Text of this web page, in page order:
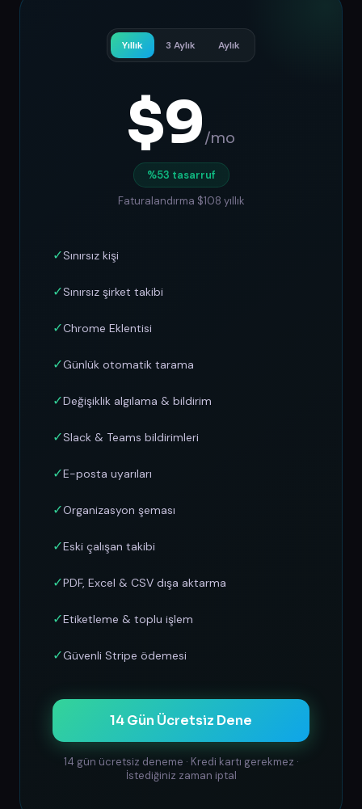
Yıllık 3 Aylık Aylık
$9/mo
%53 tasarruf
Faturalandırma $108 yıllık
✓Sınırsız kişi
✓Sınırsız şirket takibi
✓Chrome Eklentisi
✓Günlük otomatik tarama
✓Değişiklik algılama & bildirim
✓Slack & Teams bildirimleri
✓E-posta uyarıları
✓Organizasyon şeması
✓Eski çalışan takibi
✓PDF, Excel & CSV dışa aktarma
✓Etiketleme & toplu işlem
✓Güvenli Stripe ödemesi
14 Gün Ücretsiz Dene
14 gün ücretsiz deneme · Kredi kartı gerekmez ·
İstediğiniz zaman iptal